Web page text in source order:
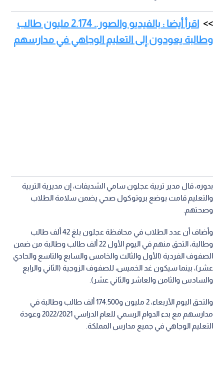
اقرأ أيضا : بالفيديو والصور.. 2.174 مليون طالب
وطالبة يعودون إلى التعليم الوجاهي في مدارسهم
بدوره، قال مدير تربية عجلون سامي الشديفات، إن مديرية التربية
والتعليم قامت بوضع بروتوكول صحي يضمن سلامة الطلاب
وصحتهم.
وأضاف أن عدد الطلاب في محافظة عجلون بلغ 42 ألف طالب
وطالبة، التحق منهم في اليوم الأول 22 ألف طالب وطالبة من ضمن
الصفوف الفردية (الأول والثالث والخامس والسابع والتاسع والحادي
عشر)، بينما سيكون غد الخميس، للصفوف الزوجية (الثاني والرابع
والسادس والثامن والعاشر والثاني عشر).
والتحق اليوم الأربعاء، 2 مليون و174.500 ألف طالب وطالبة في
مدارسهم مع بدء الدوام الرسمي للعام الدراسي 2022/2021 وعودة
التعليم الوجاهي في جميع مدارس المملكة.